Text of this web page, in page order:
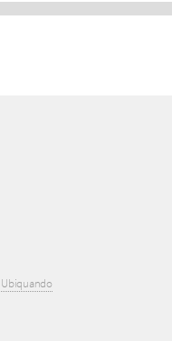
Ubiquando